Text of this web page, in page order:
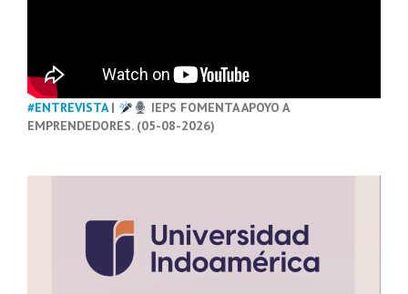
#ENTREVISTA|
IEPS FOMENTA APOYO A
EMPRENDEDORES. (05-08-2026)